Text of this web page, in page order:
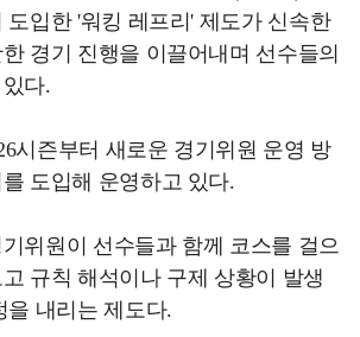
도입한 '워킹 레프리' 제도가 신속한
경기 진행을 이끌어내며 선수들의
다.
시즌부터 새로운 경기위원 운영 방
도입해 운영하고 있다.
위원이 선수들과 함께 코스를 걸으
규칙 해석이나 구제 상황이 발생
을 내리는 제도다.